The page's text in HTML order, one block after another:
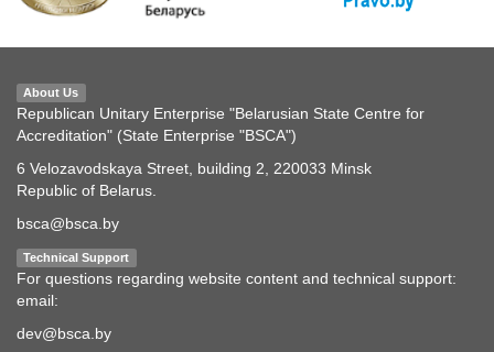
About Us
Republican Unitary Enterprise "Belarusian State Centre for
Accreditation" (State Enterprise "BSCA")
6 Velozavodskaya Street, building 2, 220033 Minsk
Republic of Belarus.
bsca@bsca.by
Technical Support
For questions regarding website content and technical support:
email:
dev@bsca.by